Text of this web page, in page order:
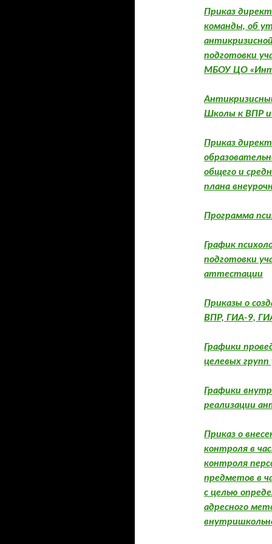
Приказ
команды, об
подготовки
МБОУ ЦО
Школы к ВПР и
Приказ
общего и
плана
Программа
График
подготовки
аттестации
Приказы о
ВПР, ГИА-9,
Графики
целевых
Графики
реализации
Приказ о
контроля в
контроля
предметов в
с целью
адресного